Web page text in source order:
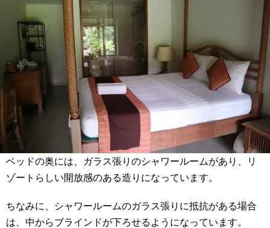
ベッドの奥には、ガラス張りのシャワールームがあり、リ
ゾートらしい開放感のある造りになっています。
ちなみに、シャワールームのガラス張りに抵抗がある場合
は、中からブラインドが下ろせるようになっています。